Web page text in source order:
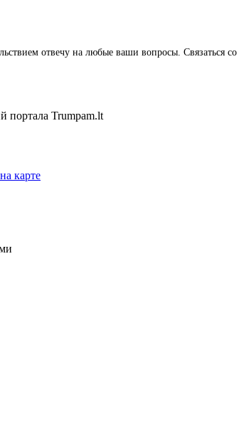
отвечу на любые ваши вопросы.
портала Trumpam.lt
карте